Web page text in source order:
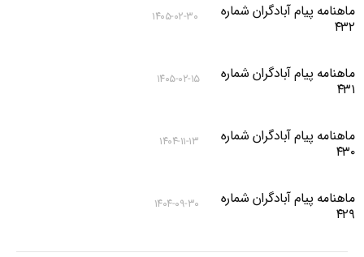
ماهنامه پیام آبادگران شماره
۴۳۲
۱۴۰۵-۰۲-۳۰
ماهنامه پیام آبادگران شماره
۴۳۱
۱۴۰۵-۰۲-۱۵
ماهنامه پیام آبادگران شماره
۴۳۰
۱۴۰۴-۱۱-۱۳
ماهنامه پیام آبادگران شماره
۴۲۹
۱۴۰۴-۰۹-۳۰